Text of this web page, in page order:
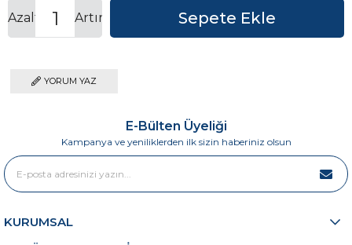
Artır
Azalt
YORUM YAZ
E-Bülten Üyeliği
Kampanya ve yeniliklerden ilk sizin haberiniz olsun
KURUMSAL